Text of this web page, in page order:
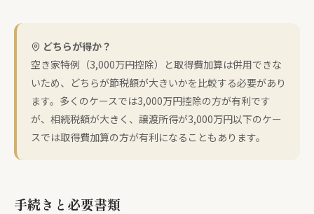
どちらが得か？
空き家特例（3,000万円控除）と取得費加算は併用できな
いため、どちらが節税額が大きいかを比較する必要があり
ます。多くのケースでは3,000万円控除の方が有利です
が、相続税額が大きく、譲渡所得が3,000万円以下のケー
スでは取得費加算の方が有利になることもあります。
手続きと必要書類